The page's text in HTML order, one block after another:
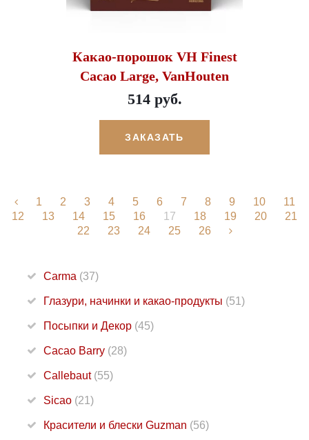
Какао-порошок VH Finest
Cacao Large, VanHouten
514 руб.
ЗАКАЗАТЬ
1 2 3 4 5 6 7 8 9 10
11
12
13 14 15 16 17 18 19 20
21
22
23 24 25 26
Carma (37)
Глазури, начинки и какао-продукты (51)
Посыпки и Декор (45)
Cacao Barry (28)
Callebaut (55)
Sicao (21)
Красители и блески Guzman (56)